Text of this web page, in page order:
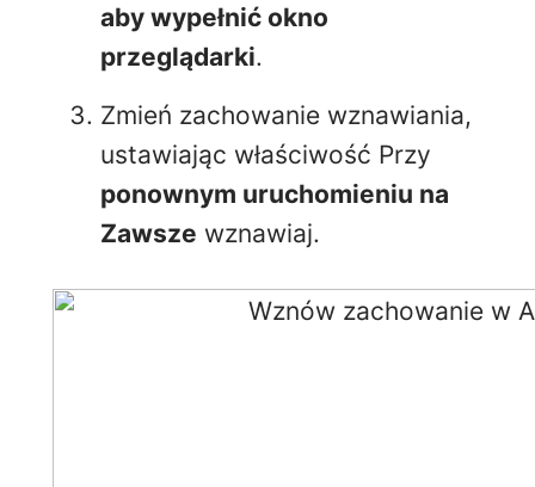
aby wypełnić okno
przeglądarki.
Zmień zachowanie wznawiania,
ustawiając właściwość Przy
ponownym uruchomieniu na
Zawsze wznawiaj.